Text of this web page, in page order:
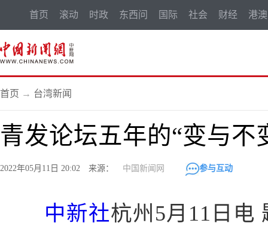
首页 滚动 时政 东西问 国际 社会 财经 港澳
首页 → 台湾新闻
青发论坛五年的“变与不
2022年05月11日 20:02 来源： 中国新闻网 参与互动
中新社杭州5月11日电